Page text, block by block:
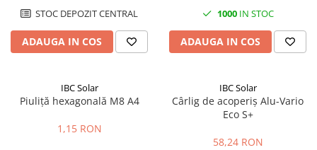
STOC DEPOZIT CENTRAL
ADAUGA IN COS
1000IN STOC
ADAUGA IN COS
IBC Solar
Piuliță hexagonală M8 A4
1,15 RON
IBC Solar
Cârlig de acoperiș Alu-Vario
Eco S+
58,24 RON